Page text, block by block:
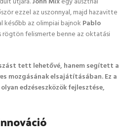
ezzel az uszonnyal, majd hazavitte
később az olimpiai bajnok Pablo
rögtön felismerte benne az oktatási
tett lehetővé, hanem segített a
mozgásának elsajátításában. Ez a
edzéseszközök fejlesztése,